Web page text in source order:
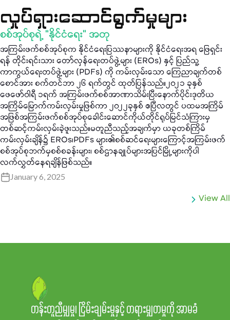
လှုပ်ရှားဆောင်ရွက်မှုများ
စစ်အုပ်စုရဲ့ “နိုင်ငံရေး” အတု
အကြမ်းဖက်စစ်အုပ်စုက နိုင်ငံရေးပြဿနာများကို နိုင်ငံရေးအရ ဖြေရှင်း
ရန် တိုင်းရင်းသား တော်လှန်ရေးတပ်ဖွဲ့များ (EROs) နှင့် ပြည်သူ့
ကာကွယ်ရေးတပ်ဖွဲ့များ (PDFs) ကို ကမ်းလှမ်းသော ကြေညာချက်တစ်
စောင်အား စက်တင်ဘာ ၂၆ ရက်တွင် ထုတ်ပြန်သည်။၂၀၂၁ ခုနှစ်
ဖေဖော်ဝါရီ ၁ရက် အကြမ်းဖက်စစ်အာဏာသိမ်းပြီးနောက်ပိုင်းဒုတိယ
အကြိမ်မြောက်ကမ်းလှမ်းမှုဖြစ်ကာ ၂၀၂၂ခုနှစ် ဧပြီလတွင် ပထမအကြိမ်
အဖြစ်အကြမ်းဖက်စစ်အုပ်စုခေါင်းဆောင်ကိုယ်တိုင်ရုပ်မြင်သံကြားမှ
တစ်ဆင့်ကမ်းလှမ်းခဲ့ဖူးသည်။မတူညီသည့်အချက်မှာ ယခုတစ်ကြိမ်
ကမ်းလှမ်းချိန်၌ EROs၊PDFs များ၏စစ်ဆင်ရေးများကြောင့်အကြမ်းဖက်
စစ်အုပ်စုဘက်မှစစ်စခန်းများ၊ စစ်ဌာနချုပ်များအပြင်မြို့များကိုပါ
လက်လွှတ်နေရချိန်ဖြစ်သည်။
January 6, 2025
View All
တန်းတူညီမျှမှု၊ ငြိမ်းချမ်းမှုနှင့် တရားမျှတမှုကို အာမခံ